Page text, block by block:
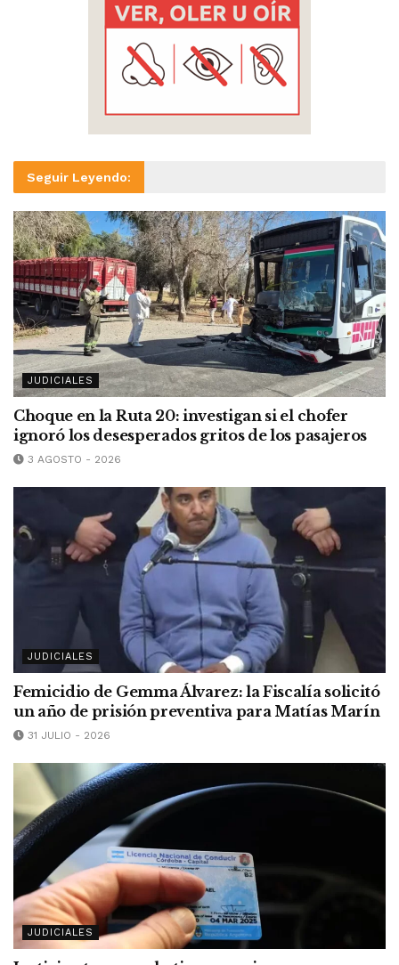
Seguir Leyendo:
JUDICIALES
Choque en la Ruta 20: investigan si el chofer
ignoró los desesperados gritos de los pasajeros
3 AGOSTO - 2026
JUDICIALES
Femicidio de Gemma Álvarez: la Fiscalía solicitó
un año de prisión preventiva para Matías Marín
31 JULIO - 2026
JUDICIALES